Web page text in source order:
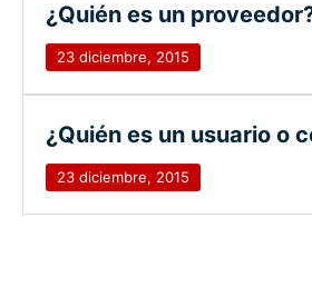
¿Quién es un
23 diciembre, 2015
¿Quién es un usuario o
23 diciembre, 2015